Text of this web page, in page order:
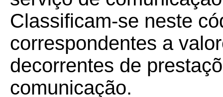
Classificam-se neste
correspondentes a
decorrentes de
comunicação.